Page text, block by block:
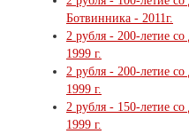
Ботвинника - 2011г.
2 рубля - 200-летие
1999 г.
2 рубля - 200-летие
1999 г.
2 рубля - 150-летие
1999 г.